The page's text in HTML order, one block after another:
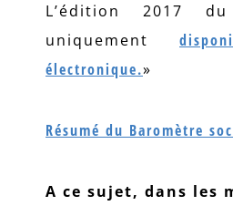
L’édition 2017
uniquement
électronique.»
Résumé du Baromètre
A ce sujet, dans les